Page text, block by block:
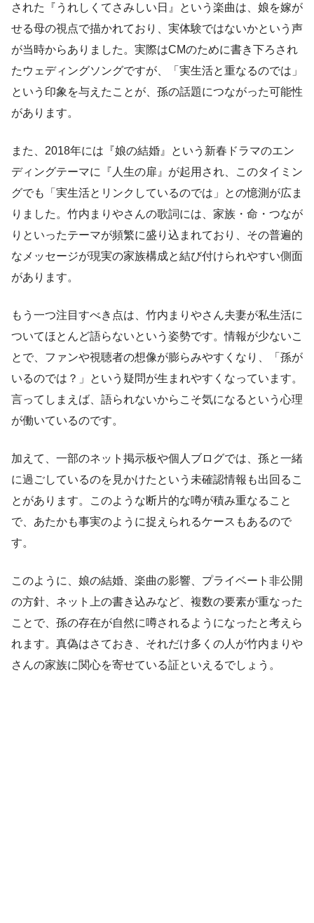
された『うれしくてさみしい日』という楽曲は、娘を嫁が
せる母の視点で描かれており、実体験ではないかという声
が当時からありました。実際はCMのために書き下ろされ
たウェディングソングですが、「実生活と重なるのでは」
という印象を与えたことが、孫の話題につながった可能性
があります。
また、2018年には『娘の結婚』という新春ドラマのエン
ディングテーマに『人生の扉』が起用され、このタイミン
グでも「実生活とリンクしているのでは」との憶測が広ま
りました。竹内まりやさんの歌詞には、家族・命・つなが
りといったテーマが頻繁に盛り込まれており、その普遍的
なメッセージが現実の家族構成と結び付けられやすい側面
があります。
もう一つ注目すべき点は、竹内まりやさん夫妻が私生活に
ついてほとんど語らないという姿勢です。情報が少ないこ
とで、ファンや視聴者の想像が膨らみやすくなり、「孫が
いるのでは？」という疑問が生まれやすくなっています。
言ってしまえば、語られないからこそ気になるという心理
が働いているのです。
加えて、一部のネット掲示板や個人ブログでは、孫と一緒
に過ごしているのを見かけたという未確認情報も出回るこ
とがあります。このような断片的な噂が積み重なること
で、あたかも事実のように捉えられるケースもあるので
す。
このように、娘の結婚、楽曲の影響、プライベート非公開
の方針、ネット上の書き込みなど、複数の要素が重なった
ことで、孫の存在が自然に噂されるようになったと考えら
れます。真偽はさておき、それだけ多くの人が竹内まりや
さんの家族に関心を寄せている証といえるでしょう。